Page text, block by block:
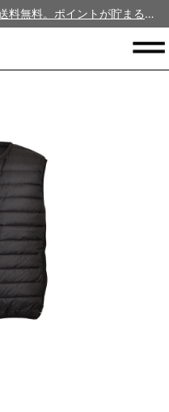
ポイントが貯まる、新規会員募集中！